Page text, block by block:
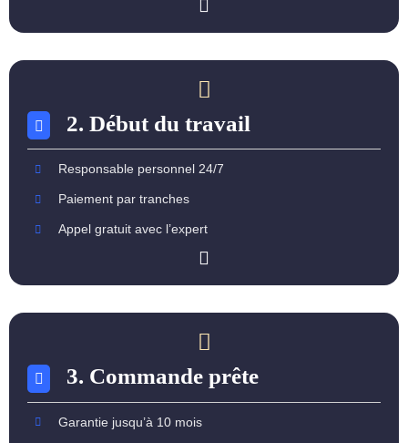
2. Début du travail
Responsable personnel 24/7
Paiement par tranches
Appel gratuit avec l’expert
3. Commande prête
Garantie jusqu’à 10 mois